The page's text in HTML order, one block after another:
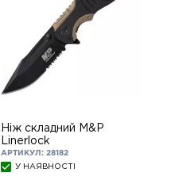
Ніж складний M&P
Linerlock
АРТИКУЛ: 28182
У НАЯВНОСТІ